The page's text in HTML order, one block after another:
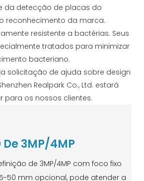
da detecção de placas do
reconhecimento da marca.
resistente a bactérias. Seus
tratados para minimizar
bacteriano.
solicitação de ajuda sobre design
Realpark Co., Ltd. estará
para os nossos clientes.
3MP/4MP
de 3MP/4MP com foco fixo
50 mm opcional, pode atender a